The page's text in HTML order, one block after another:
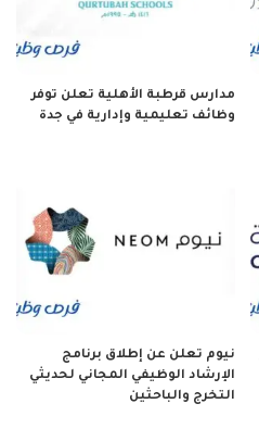
مدارس قرطبة الأهلية تعلن توفر
وظائف تعليمية وإدارية في جدة
نيوم تعلن عن إطلاق برنامج
الإرشاد الوظيفي المجاني لحديثي
التخرج والباحثين